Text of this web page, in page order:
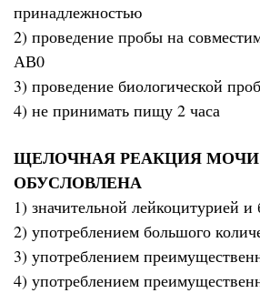
принадлежностью
2) проведение пробы на
АВ0
3) проведение биологической
4) не принимать пищу 2 часа
ЩЕЛОЧНАЯ РЕАКЦИЯ
ОБУСЛОВЛЕНА
1) значительной лейкоцитурией и
2) употреблением большого
3) употреблением
4) употреблением